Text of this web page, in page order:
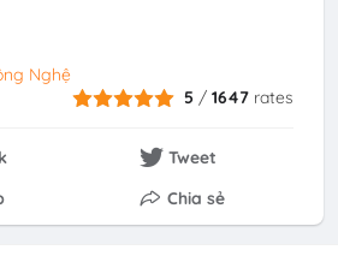
Nghệ
5 /1647 rates
Tweet
Chia sẻ